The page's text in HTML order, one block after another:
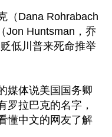
（Dana Rohrabach
Jon Huntsman，乔
低川普来死命推举
媒体说美国国务卿
罗拉巴克的名字，
懂中文的网友了解